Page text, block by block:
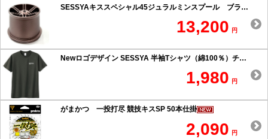
SESSYAキススペシャル45ジュラルミンスプール ブラウン
13,200 円
Newロゴデザイン SESSYA 半袖Tシャツ（綿100％）チャコール
1,980 円
がまかつ 一投打尽 競技キスSP 50本仕掛
2,090 円